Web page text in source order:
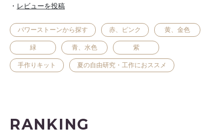
レビューを投稿
パワーストーンから探す 赤、ピンク 黄、金色
緑 青、水色 紫
手作りキット 夏の自由研究・工作におススメ
RANKING